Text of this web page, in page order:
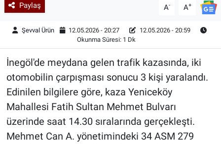
Paylaş A- A+
Şevval Ürün 12.05.2026 - 20:27
12.05.2026 - 20:59
Okunma Süresi: 1 Dk
İnegöl'de meydana gelen trafik kazasında, iki
otomobilin çarpışması sonucu 3 kişi yaralandı.
Edinilen bilgilere göre, kaza Yeniceköy
Mahallesi Fatih Sultan Mehmet Bulvarı
üzerinde saat 14.30 sıralarında gerçekleşti.
Mehmet Can A. yönetimindeki 34 ASM 279
Yazarlar
Astroloji-Rüya